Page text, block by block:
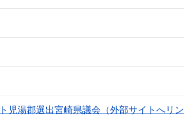
児湯郡選出宮崎県議会（外部サイトへリン